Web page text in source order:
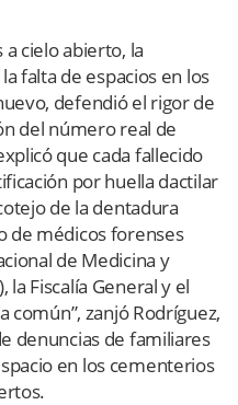
cielo abierto, la
falta de espacios en los
defendió el rigor de
del número real de
que cada fallecido
por huella dactilar
de la dentadura
de médicos forenses
de Medicina y
la Fiscalía General y el
común”, zanjó Rodríguez,
denuncias de familiares
en los cementerios